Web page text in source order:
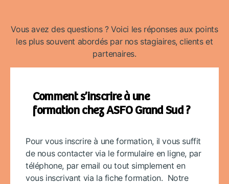
Vous avez des questions ? Voici les réponses aux points
les plus souvent abordés par nos stagiaires, clients et
partenaires.
Comment s’inscrire à une
formation chez ASFO Grand Sud ?
Pour vous inscrire à une formation, il vous suffit
de nous contacter via le formulaire en ligne, par
téléphone, par email ou tout simplement en
vous inscrivant via la fiche formation. Notre